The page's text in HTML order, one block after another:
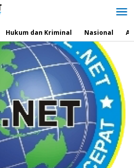
Hukum dan Kriminal Nasional